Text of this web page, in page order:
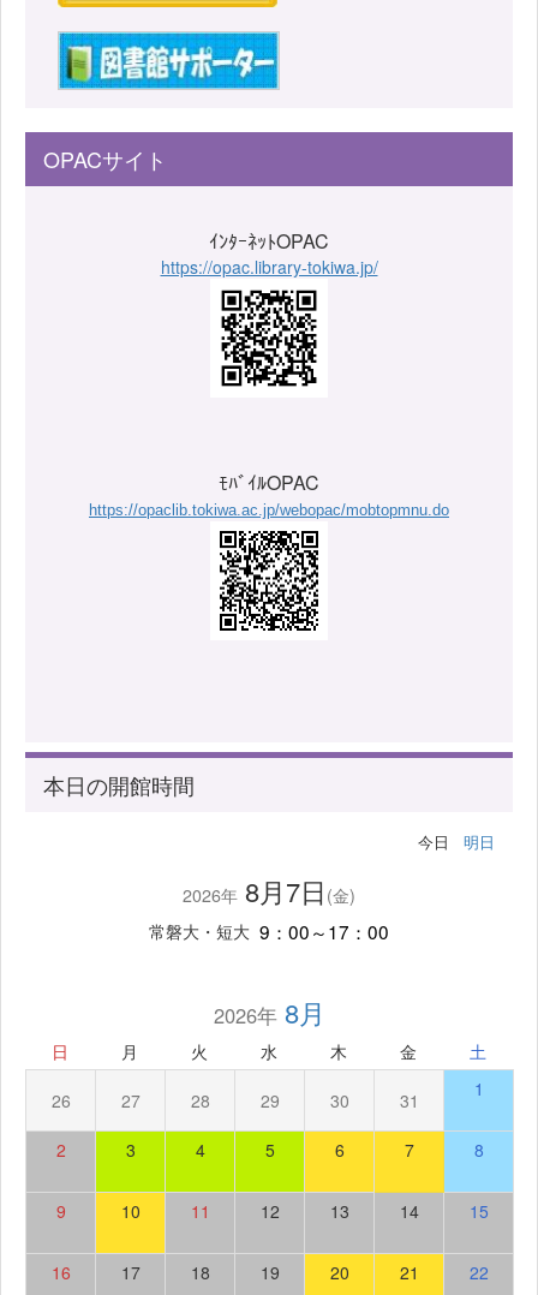
OPACサイト
ｲﾝﾀｰﾈｯﾄOPAC
https://opac.library-tokiwa.jp/
ﾓﾊﾞｲﾙOPAC
https://opaclib.tokiwa.ac.jp/webopac/mobtopmnu.do
本日の開館時間
今日 明日
2026年 8月7日 (金)
常磐大・短大 9：00～17：00
2026年8月
日 月 火 水 木 金 土
26 27 28 29 30 31 1
2 3 4 5 6 7 8
9 10 11 12 13 14 15
16 17 18 19 20 21 22